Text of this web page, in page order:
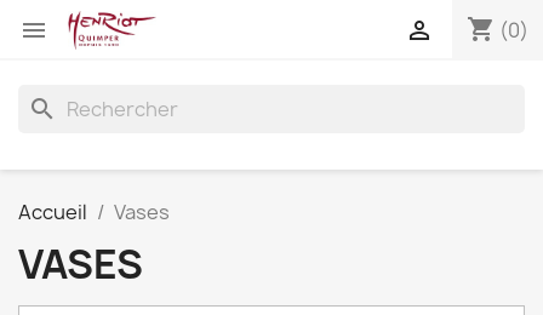
 shopping_cart (0)

search
Accueil Vases
VASES